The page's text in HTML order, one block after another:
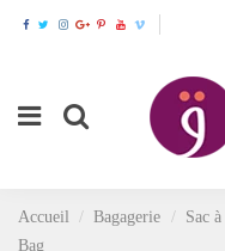
Accueil Bagagerie Sac
Bag